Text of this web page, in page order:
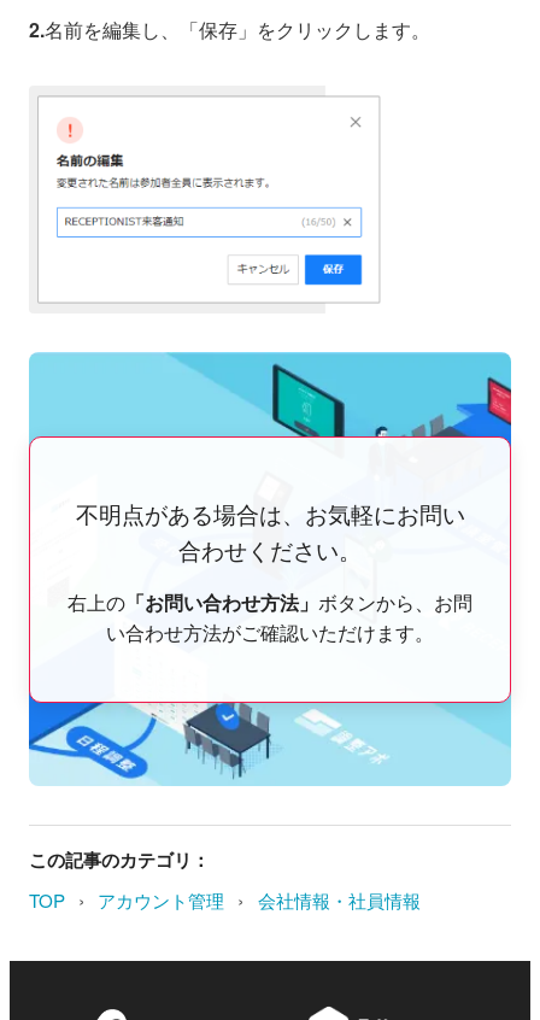
2.名前を編集し、「保存」をクリックします。
不明点がある場合は、お気軽にお問い
合わせください。
右上の 「お問い合わせ方法」 ボタンから、お問
い合わせ方法がご確認いただけます。
この記事のカテゴリ：
TOP › アカウント管理 › 会社情報・社員情報